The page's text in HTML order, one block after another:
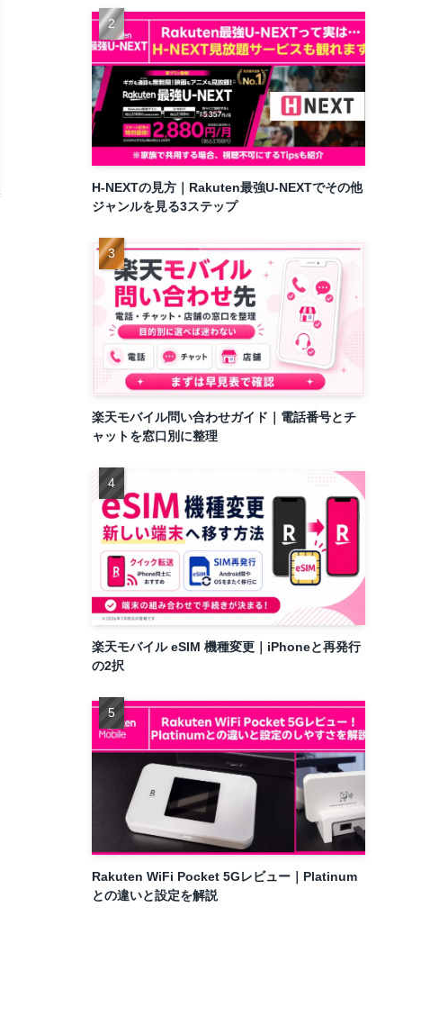
H-NEXTの見方｜Rakuten最強U-NEXTでその他
ジャンルを見る3ステップ
楽天モバイル問い合わせガイド｜電話番号とチ
ャットを窓口別に整理
楽天モバイル eSIM 機種変更｜iPhoneと再発行
の2択
Rakuten WiFi Pocket 5Gレビュー｜Platinum
との違いと設定を解説